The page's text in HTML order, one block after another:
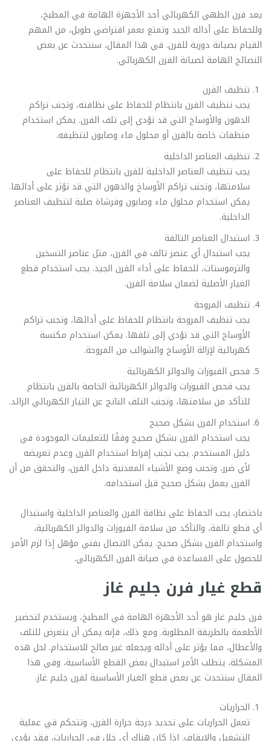
يعد فرن الطهي الكهربائي أحد الأجهزة الهامة في المطبخ،
وللحفاظ على أدائه الجيد وتمتع بعمر افتراضي طويل، من المهم
القيام بصيانة دورية للفرن. في هذا المقال، سنتحدث عن بعض
النصائح الهامة لصيانة الفرن الكهربائي.
تنظيف الفرن
يجب تنظيف الفرن بانتظام للحفاظ على نظافته، وتجنب تراكم
الدهون والأوساخ التي قد تؤدي إلى تلف الفرن. يمكن استخدام
منظفات خاصة بالفرن أو محلول ماء وصابون لتنظيفه.
تنظيف العناصر الداخلية
يجب تنظيف العناصر الداخلية للفرن بانتظام للحفاظ على
سلامتها، وتجنب تراكم الأوساخ والدهون التي قد تؤثر على أدائها.
يمكن استخدام محلول ماء وصابون وفرشاة صلبة لتنظيف العناصر
الداخلية.
استبدال العناصر التالفة
يجب استبدال أي عنصر تالف في الفرن، مثل عناصر التسخين
والثرموستات، للحفاظ على أداء الفرن الجيد. يجب استخدام قطع
الغيار الأصلية لضمان سلامة الفرن.
تنظيف المروحة
يجب تنظيف المروحة بانتظام للحفاظ على أدائها، وتجنب تراكم
الأوساخ التي قد تؤدي إلى تلفها. يمكن استخدام مكنسة
كهربائية لإزالة الأوساخ والشوائب من المروحة.
فحص الفيوزات والدوائر الكهربائية
يجب فحص الفيوزات والدوائر الكهربائية الخاصة بالفرن بانتظام
للتأكد من سلامتها، وتجنب التلف الناتج عن التيار الكهربائي الزائد.
استخدام الفرن بشكل صحيح
يجب استخدام الفرن بشكل صحيح وفقًا للتعليمات الموجودة في
دليل المستخدم. يجب تجنب إفراط استخدام الفرن وعدم تعريضه
لأي ضرر، وتجنب وضع الأشياء المعدنية داخل الفرن، والتحقق من أن
الفرن يعمل بشكل صحيح قبل استخدامه.
باختصار، يجب الحفاظ على نظافة الفرن والعناصر الداخلية واستبدال
أي قطع تالفة، والتأكد من سلامة الفيوزات والدوائر الكهربائية،
واستخدام الفرن بشكل صحيح. يمكن الاتصال بفني مؤهل إذا لزم الأمر
للحصول على المساعدة في صيانة الفرن الكهربائي.
قطع غيار فرن جليم غاز
فرن جليم غاز هو أحد الأجهزة الهامة في المطبخ، ويستخدم لتحضير
الأطعمة بالطريقة المطلوبة. ومع ذلك، فإنه يمكن أن يتعرض للتلف
والأعطال، مما يؤثر على أدائه ويجعله غير صالح للاستخدام. لحل هذه
المشكلة، يتطلب الأمر استبدال بعض القطع الأساسية، وفي هذا
المقال سنتحدث عن بعض قطع الغيار الأساسية لفرن جليم غاز.
الحراريات
تعمل الحراريات على تحديد درجة حرارة الفرن، وتتحكم في عملية
التشغيل والإيقاف. إذا كان هناك أي خلل في الحراريات، فقد يؤدي